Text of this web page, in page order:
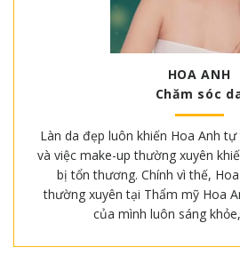
HOA ANH
Chăm sóc
Làn da đẹp luôn khiến Hoa Anh
và việc make-up thường xuyên
bị tổn thương. Chính vì thế,
thường xuyên tại Thẩm mỹ Hoa
của mình luôn sáng